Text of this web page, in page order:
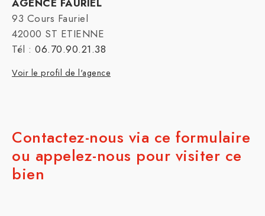
AGENCE FAURIEL
93 Cours Fauriel
42000 ST ETIENNE
Tél : 06.70.90.21.38
Voir le profil de l'agence
Contactez-nous via ce formulaire
ou appelez-nous pour visiter ce
bien